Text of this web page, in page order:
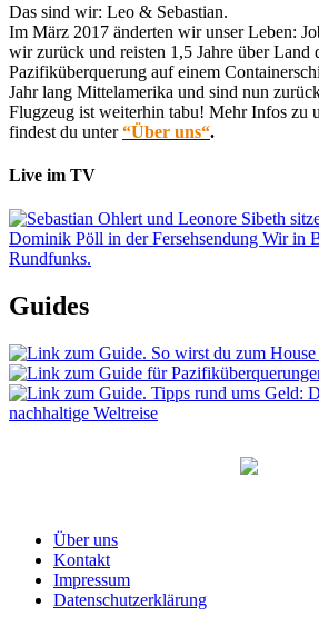
Das sind wir: Leo & Sebastian.
Im März 2017 änderten wir unser Leben:
wir zurück und reisten 1,5 Jahre über Land
Pazifiküberquerung auf einem
Jahr lang Mittelamerika und sind nun
Flugzeug ist weiterhin tabu! Mehr Infos zu
findest du unter“Über uns“.
Live im TV
Guides
Über uns
Kontakt
Impressum
Datenschutzerklärung